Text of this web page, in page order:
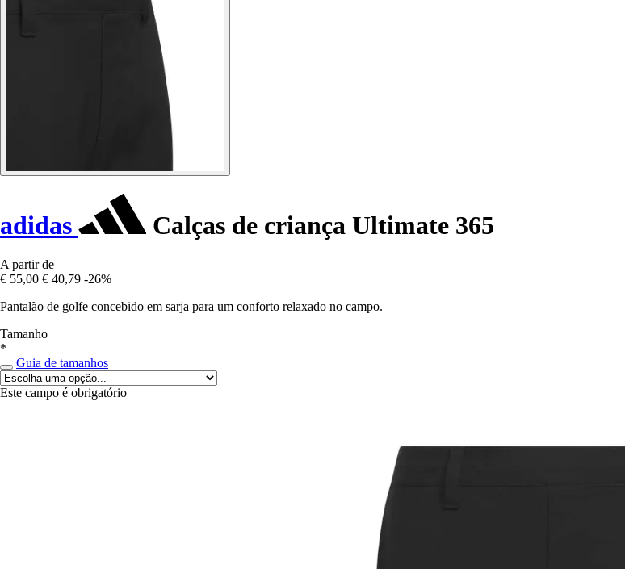
adidas Calças de criança Ultimate 365
A partir de
€ 55,00 € 40,79 -26%
Pantalão de golfe concebido em sarja para um conforto relaxado no campo.
Tamanho
*
Guia de tamanhos
Este campo é obrigatório